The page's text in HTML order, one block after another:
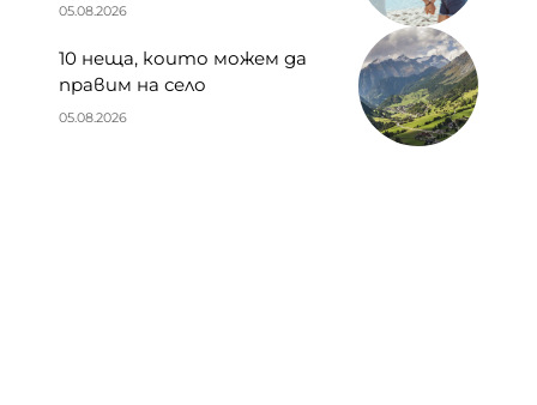
05.08.2026
10 неща, които можем да
правим на село
05.08.2026